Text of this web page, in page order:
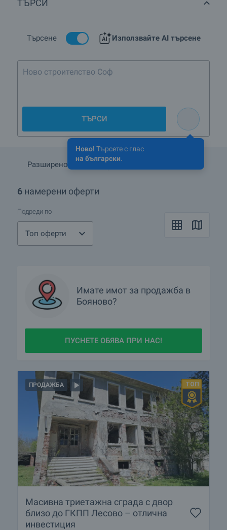
футболен отбор. Сред културните и природни
неделя на юни месец, в селото се организира събор.
сред инвеститорите от Острова с недвижимите си имоти. Тук
се предлагат много оферти за продажба на къщи, вили и
помогнат да откриете правилния имот и да сключите
ТЪРСИ
Търсене Използвайте AI търсене
Ново! Търсете с глас
на български.
ТЪРСИ
Разширено търсене
6 намерени оферти
Подреди по
Топ оферти
Имате имот за продажба в
Бояново?
ПУСНЕТЕ ОБЯВА ПРИ НАС!
ПРОДАЖБА
Масивна триетажна сграда с двор
близо до ГКПП Лесово – отлична
инвестиция